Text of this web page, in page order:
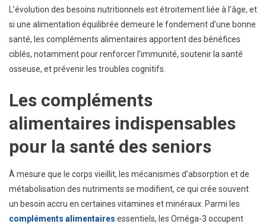
Allié
Essentiel
Pour
L’évolution des besoins nutritionnels est étroitement liée à l’âge, et
si une alimentation équilibrée demeure le fondement d’une bonne
santé, les compléments alimentaires apportent des bénéfices
ciblés, notamment pour renforcer l’immunité, soutenir la santé
osseuse, et prévenir les troubles cognitifs.
Les compléments
alimentaires indispensables
pour la santé des seniors
À mesure que le corps vieillit, les mécanismes d’absorption et de
métabolisation des nutriments se modifient, ce qui crée souvent
un besoin accru en certaines vitamines et minéraux. Parmi les
compléments alimentaires essentiels, les Oméga-3 occupent